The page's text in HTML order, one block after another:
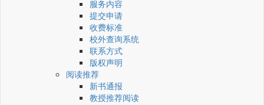
服务内容
提交申请
收费标准
校外查询系统
联系方式
版权声明
阅读推荐
新书通报
教授推荐阅读